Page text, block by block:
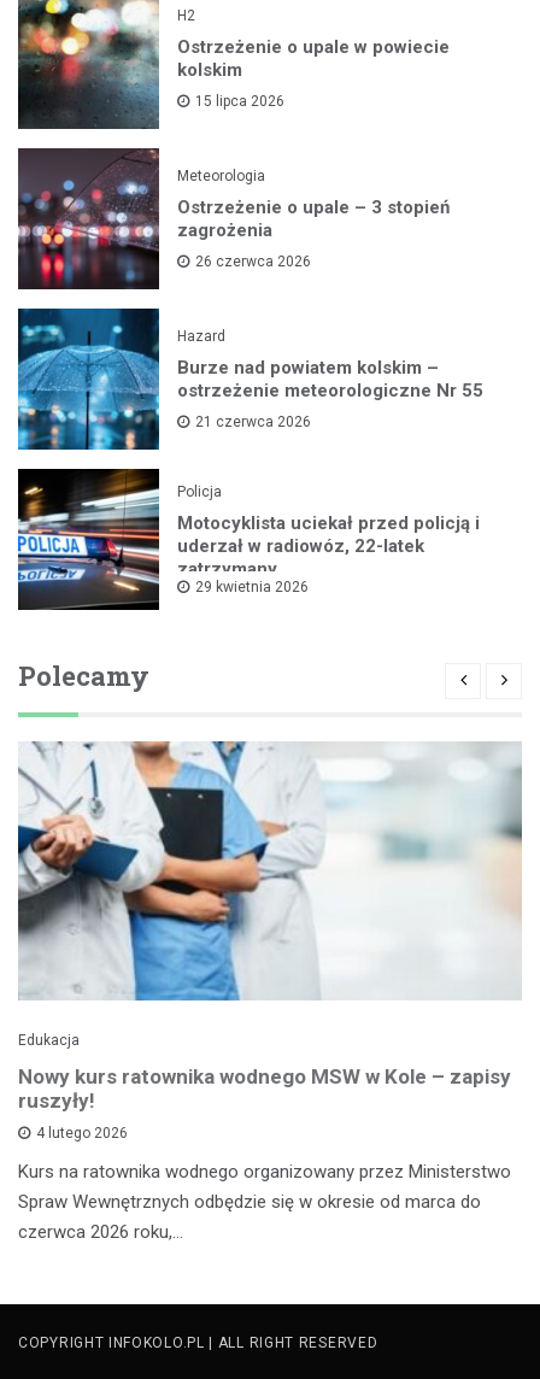
H2
Ostrzeżenie o upale w powiecie
kolskim
15 lipca 2026
Meteorologia
Ostrzeżenie o upale – 3 stopień
zagrożenia
26 czerwca 2026
Hazard
Burze nad powiatem kolskim –
ostrzeżenie meteorologiczne Nr 55
21 czerwca 2026
Policja
Motocyklista uciekał przed policją i
uderzał w radiowóz, 22-latek
zatrzymany
29 kwietnia 2026
Polecamy
Edukacja
Nowy kurs ratownika wodnego MSW w Kole – zapisy
ruszyły!
4 lutego 2026
Kurs na ratownika wodnego organizowany przez Ministerstwo
Spraw Wewnętrznych odbędzie się w okresie od marca do
czerwca 2026 roku,…
COPYRIGHT INFOKOLO.PL | ALL RIGHT RESERVED